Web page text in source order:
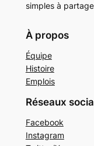
simples à
À propos
Équipe
Histoire
Emplois
Réseaux
Facebook
Instagram